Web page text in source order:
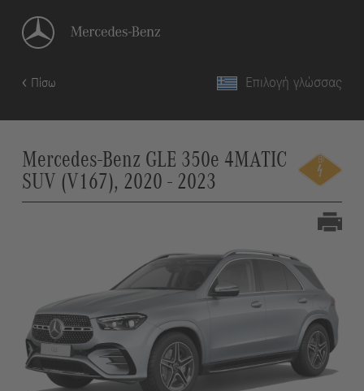
Πίσω Επιλογή γλώσσας
Mercedes-Benz GLE 350e 4MATIC
SUV (V167), 2020 - 2023